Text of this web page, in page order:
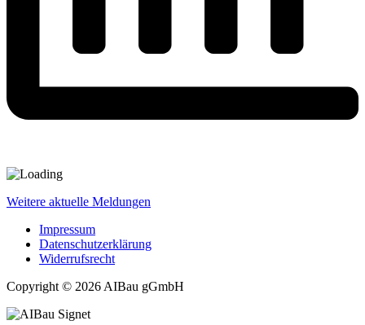
Weitere aktuelle Meldungen
Impressum
Datenschutzerklärung
Widerrufsrecht
Copyright © 2026 AIBau gGmbH